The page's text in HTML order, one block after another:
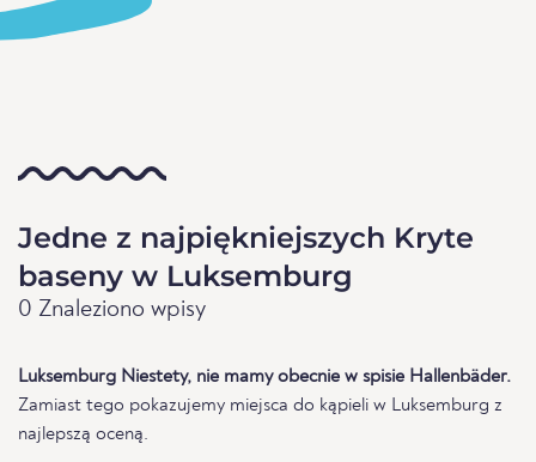
Jedne z najpiękniejszych Kryte
baseny w Luksemburg
0 Znaleziono wpisy
Luksemburg Niestety, nie mamy obecnie w spisie Hallenbäder.
Zamiast tego pokazujemy miejsca do kąpieli w Luksemburg z
najlepszą oceną.